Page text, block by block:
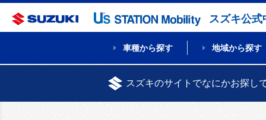
スズキ公式
車種から探す 地域から探す
スズキのサイトでなにかお探し